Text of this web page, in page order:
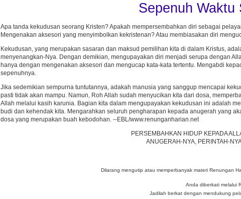
Sepenuh Waktu
Apa tanda kekudusan seorang Kristen? Apakah mempersembahkan diri sebagai
Mengenakan aksesori yang menyimbolkan kekristenan? Atau membiasakan diri
Kekudusan, yang merupakan sasaran dan maksud pemilihan kita di dalam Kristus,
menyenangkan-Nya. Dengan demikian, mengupayakan diri menjadi serupa dengan
hanya dengan mengenakan aksesori dan mengucap kata-kata tertentu. Mengabdi
sepenuhnya.
Jika sedemikian sempurna tuntutannya, adakah manusia yang sanggup mencapai
pasti tidak akan mampu. Namun, Roh Allah sudah menyucikan kita dari dosa,
Allah melalui kasih karunia. Bagian kita dalam mengupayakan kekudusan ini adalah
budi dan kehendak kita. Mengarahkan seluruh pengharapan kepada anugerah yang
dosa yang merupakan buah kebodohan. --EBL/www.renunganharian.net
PERSEMBAHKAN HIDUP KEPADA
ANUGERAH-NYA, PERINTAH-
Dilarang mengutip atau memperbanyak materi Renungan
Anda diberkati melalui
Jadilah berkat dengan mendukung